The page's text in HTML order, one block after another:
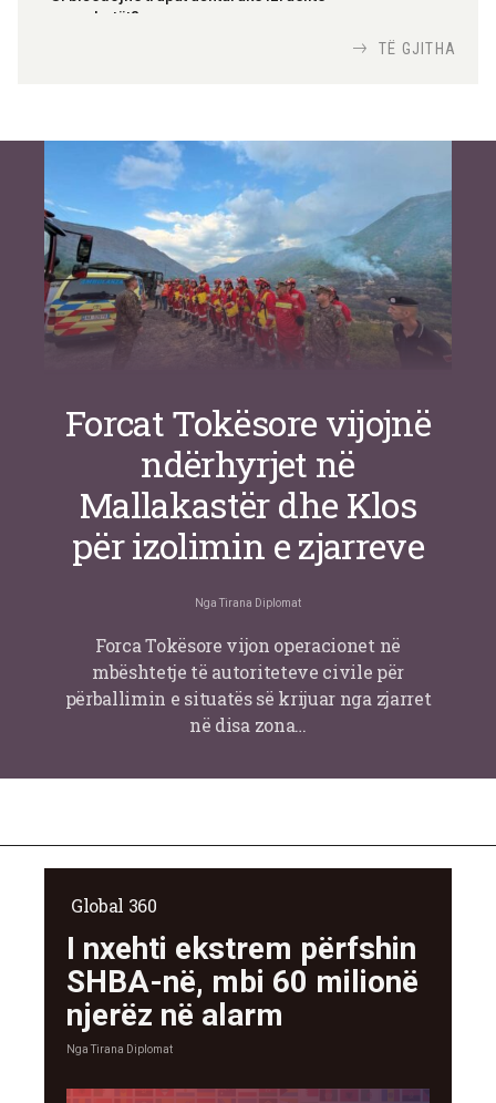
me robotët?
inteligjente izraelite
Or Shalom
TË GJITHA
Forcat Tokësore vijojnë
ndërhyrjet në
Mallakastër dhe Klos
për izolimin e zjarreve
Nga Tirana Diplomat
Forca Tokësore vijon operacionet në
mbështetje të autoriteteve civile për
përballimin e situatës së krijuar nga zjarret
në disa zona…
Global 360
I nxehti ekstrem përfshin
SHBA-në, mbi 60 milionë
njerëz në alarm
NgaTirana Diplomat